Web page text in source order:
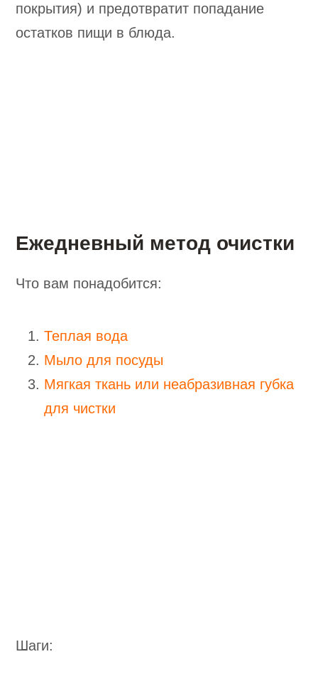
покрытия) и предотвратит попадание
остатков пищи в блюда.
Ежедневный метод очистки
Что вам понадобится:
Теплая вода
Мыло для посуды
Мягкая ткань или неабразивная губка
для чистки
Шаги: